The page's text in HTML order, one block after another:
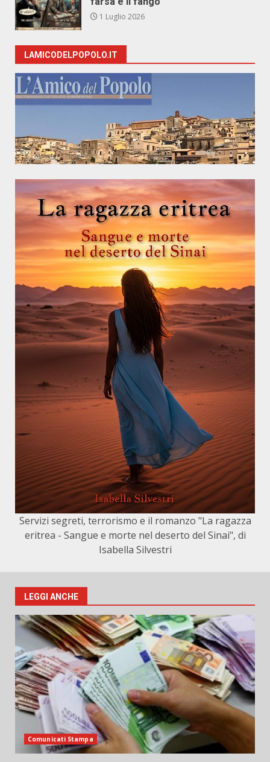
1 Luglio 2026
LAMICODELPOPOLO.IT
Servizi segreti, terrorismo e il romanzo "La ragazza
eritrea - Sangue e morte nel deserto del Sinai", di
Isabella Silvestri
LEGGI ANCHE
Comunicati Stampa